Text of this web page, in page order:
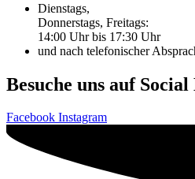
Dienstags,
Donnerstags, Freitags:
14:00 Uhr bis 17:30 Uhr
und nach telefonischer
Besuche uns auf
Facebook Instagram